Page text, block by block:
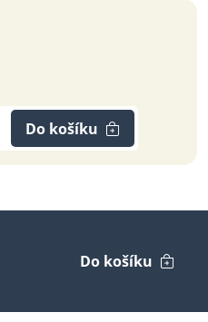
Do košíku
Do košíku